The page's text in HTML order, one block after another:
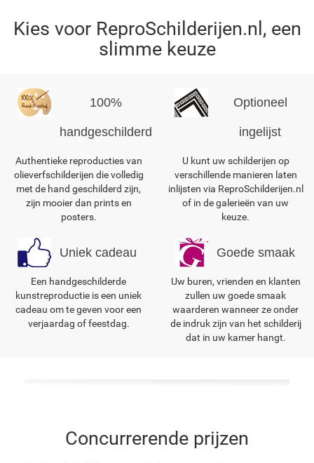
Kies voor ReproSchilderijen.nl, een
slimme keuze
100%
handgeschilderd
Authentieke reproducties van
olieverfschilderijen die volledig
met de hand geschilderd zijn,
zijn mooier dan prints en
posters.
Optioneel
ingelijst
U kunt uw schilderijen op
verschillende manieren laten
inlijsten via ReproSchilderijen.nl
of in de galerieën van uw
keuze.
Uniek cadeau
Een handgeschilderde
kunstreproductie is een uniek
cadeau om te geven voor een
verjaardag of feestdag.
Goede smaak
Uw buren, vrienden en klanten
zullen uw goede smaak
waarderen wanneer ze onder
de indruk zijn van het schilderij
dat in uw kamer hangt.
Concurrerende prijzen